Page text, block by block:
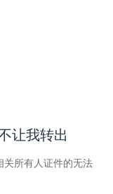
让我转出
所有人证件的无法